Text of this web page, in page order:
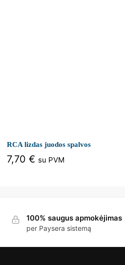
RCA lizdas juodos spalvos
7,70 € su PVM
100% saugus apmokėjimas
per Paysera sistemą